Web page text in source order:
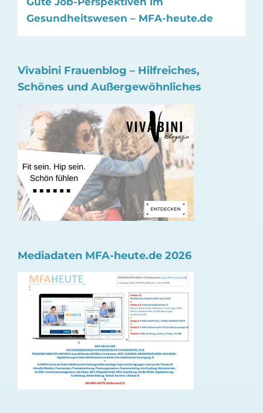
Gesundheitswesen – MFA-heute.de
Vivabini Frauenblog – Hilfreiches,
Schönes und Außergewöhnliches
Mediadaten MFA-heute.de 2026